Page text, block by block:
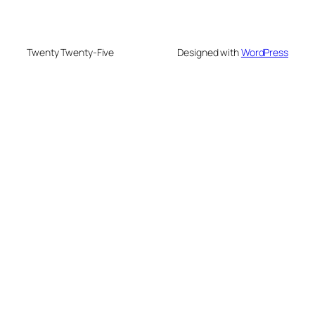
Twenty Twenty-Five Designed withWordPress